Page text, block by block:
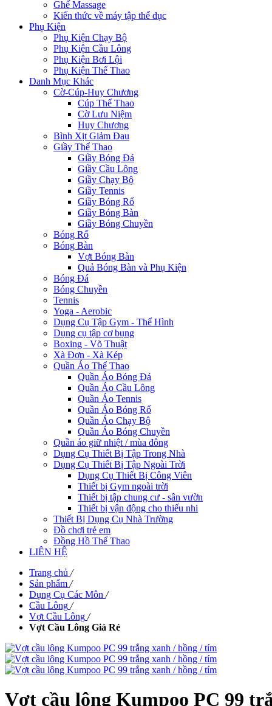
Ghế Massage
Kiến thức về máy tập thể dục
Phụ Kiện
Phụ Kiện Chạy Bộ
Phụ Kiện Cầu Lông
Phụ Kiện Bơi Lội
Phụ Kiện Thể Thao
Danh Mục Khác
Cờ-Cúp-Huy Chương
Cúp Thể Thao
Cờ Lưu Niệm
Huy Chương
Bình Xịt Giảm Đau
Giầy Thể Thao
Giầy Bóng Đá
Giầy Cầu Lông
Giầy Chạy Bộ
Giầy Tennis
Giầy Bóng Rổ
Giầy Bóng Bàn
Giầy Bóng Chuyền
Bóng Rổ
Bóng Bàn
Vợt Bóng Bàn
Quả Bóng Bàn và Phụ Kiện
Bóng Đá
Bóng Chuyền
Tennis
Yoga - Aerobic
Dụng Cụ Tập Gym - Thể Hình
Dụng cụ tập cơ bụng
Boxing - Võ Thuật
Xà Đơn - Xà Kép
Quần Áo Thể Thao
Quần Áo Bóng Đá
Quần Áo Cầu Lông
Quần Áo Tennis
Quần Áo Bóng Rổ
Quần Áo Chạy Bộ
Quần Áo Bóng Chuyền
Quần áo giữ nhiệt / mùa đông
Dụng Cụ Thiết Bị Tập Trong Nhà
Dụng Cụ Thiết Bị Tập Ngoài Trời
Dụng Cụ Thiết Bị Công Viên
Thiết bị Gym ngoài trời
Thiết bị tập chung cư - sân vườn
Thiết bị vận động cho thiếu nhi
Thiết Bị Dụng Cụ Nhà Trường
Đồ chơi trẻ em
Đồng Hồ Thể Thao
LIÊN HỆ
Trang chủ /
Sản phẩm /
Dụng Cụ Các Môn /
Cầu Lông /
Vợt Cầu Lông /
Vợt Cầu Lông Giá Rẻ
Vợt cầu lông Kumpoo PC 99